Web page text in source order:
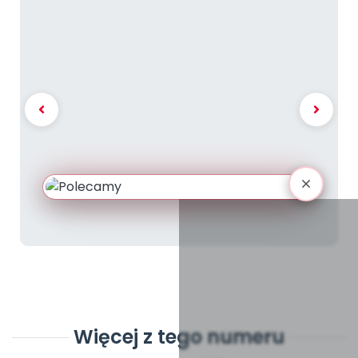
Więcej z tego numeru